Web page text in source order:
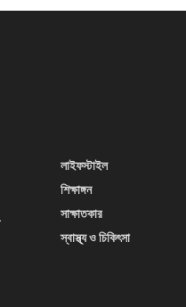
লাইফস্টাইল
শিক্ষাঙ্গন
সাক্ষাতকার
স্বাস্থ্য ও চিকিৎসা